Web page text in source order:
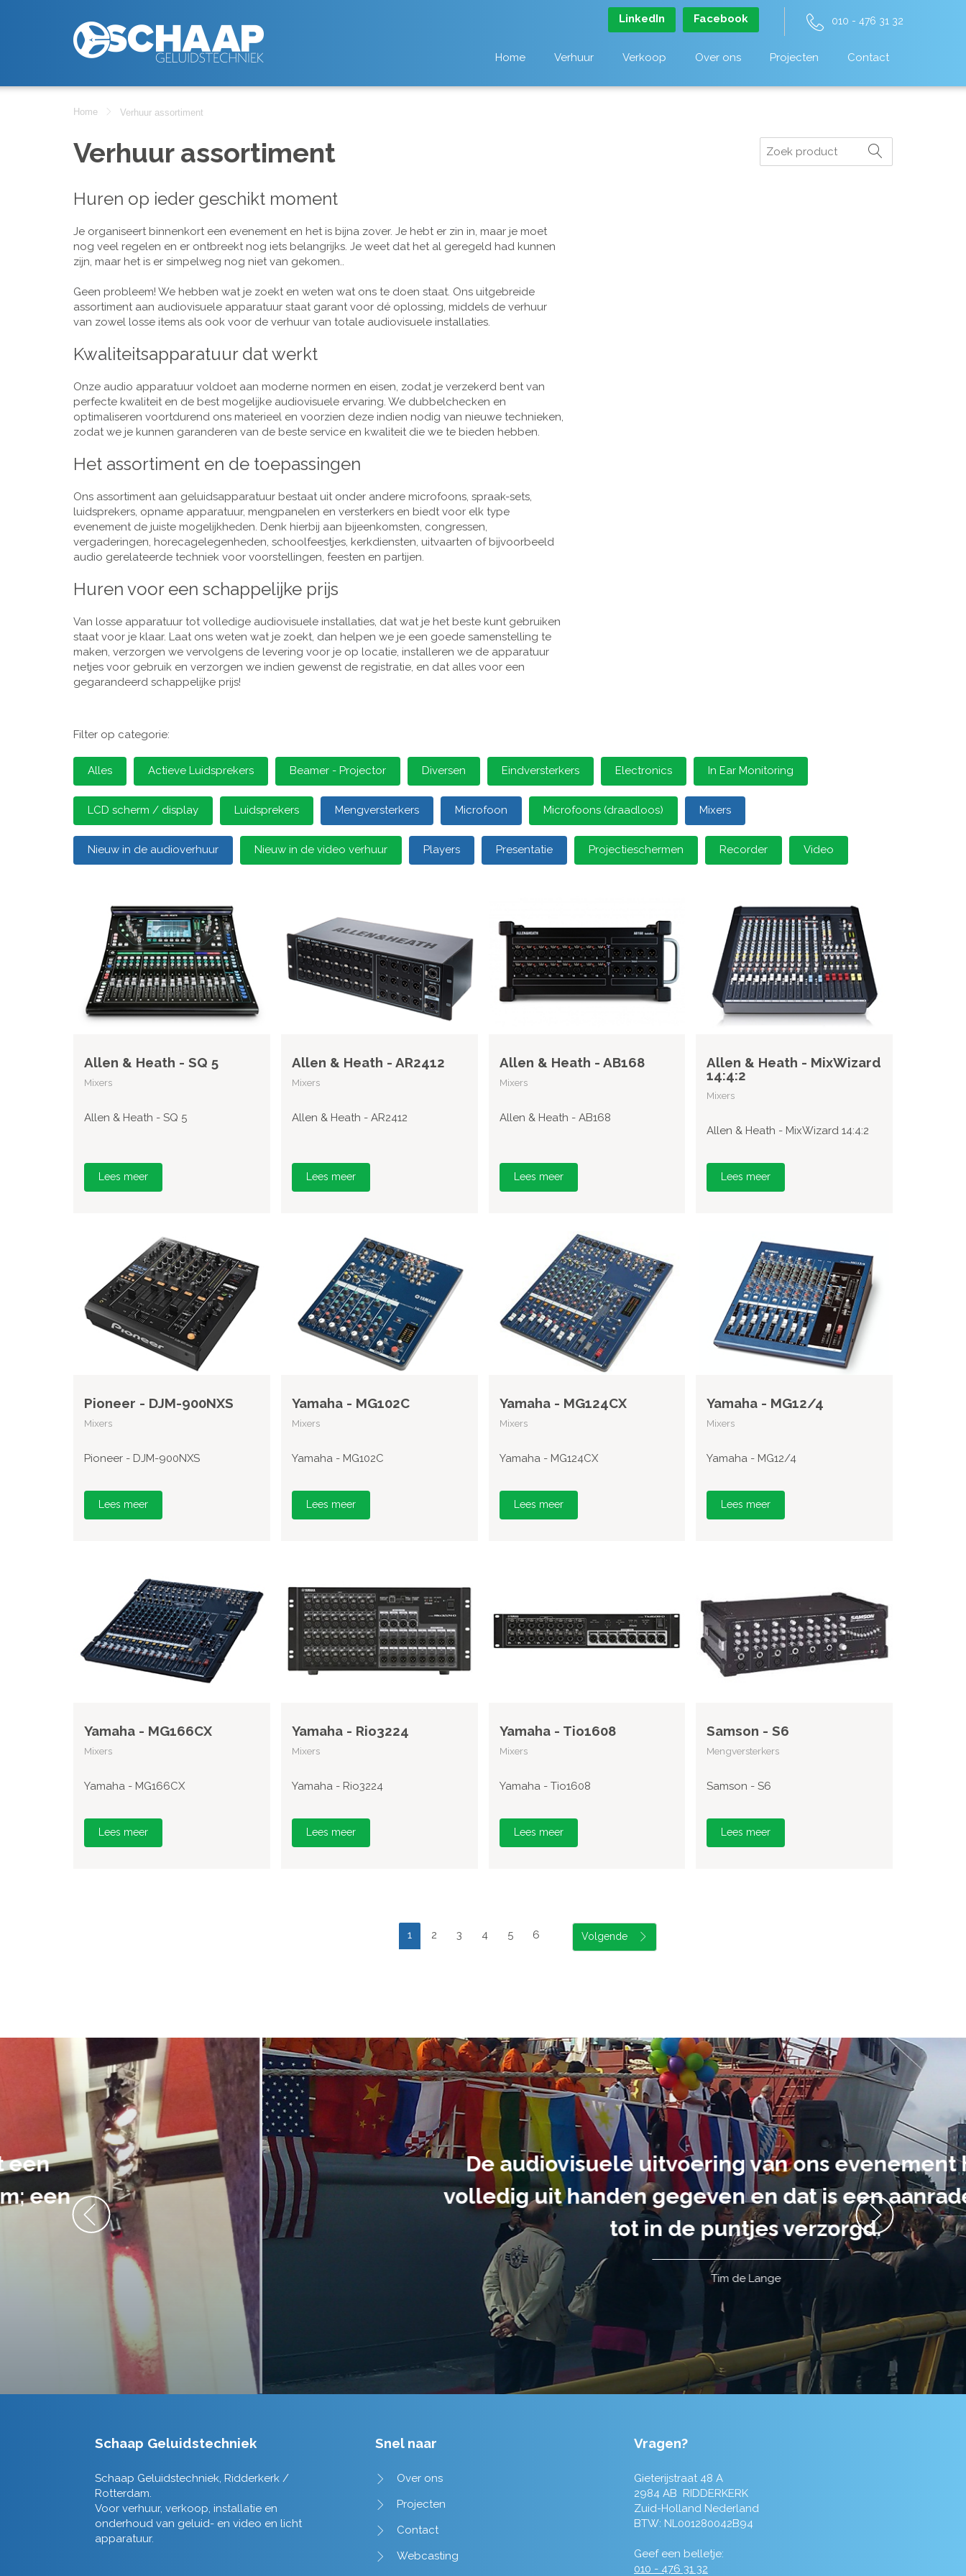
LinkedIn Facebook 010 - 476 31 32
Home Verhuur Verkoop Over ons Projecten Contact
Home Verhuur assortiment
Verhuur assortiment
Huren op ieder geschikt moment
Je organiseert binnenkort een evenement en het is bijna zover. Je hebt er zin in, maar je moet
nog veel regelen en er ontbreekt nog iets belangrijks. Je weet dat het al geregeld had kunnen
zijn, maar het is er simpelweg nog niet van gekomen..
Geen probleem! We hebben wat je zoekt en weten wat ons te doen staat. Ons uitgebreide
assortiment aan audiovisuele apparatuur staat garant voor dé oplossing, middels de verhuur
van zowel losse items als ook voor de verhuur van totale audiovisuele installaties.
Kwaliteitsapparatuur dat werkt
Onze audio apparatuur voldoet aan moderne normen en eisen, zodat je verzekerd bent van
perfecte kwaliteit en de best mogelijke audiovisuele ervaring. We dubbelchecken en
optimaliseren voortdurend ons materieel en voorzien deze indien nodig van nieuwe technieken,
zodat we je kunnen garanderen van de beste service en kwaliteit die we te bieden hebben.
Het assortiment en de toepassingen
Ons assortiment aan geluidsapparatuur bestaat uit onder andere microfoons, spraak-sets,
luidsprekers, opname apparatuur, mengpanelen en versterkers en biedt voor elk type
evenement de juiste mogelijkheden. Denk hierbij aan bijeenkomsten, congressen,
vergaderingen, horecagelegenheden, schoolfeestjes, kerkdiensten, uitvaarten of bijvoorbeeld
audio gerelateerde techniek voor voorstellingen, feesten en partijen.
Huren voor een schappelijke prijs
Van losse apparatuur tot volledige audiovisuele installaties, dat wat je het beste kunt gebruiken
staat voor je klaar. Laat ons weten wat je zoekt, dan helpen we je een goede samenstelling te
maken, verzorgen we vervolgens de levering voor je op locatie, installeren we de apparatuur
netjes voor gebruik en verzorgen we indien gewenst de registratie, en dat alles voor een
gegarandeerd schappelijke prijs!
Zoeken
Filter op categorie:
Alles Actieve Luidsprekers Beamer - Projector Diversen Eindversterkers Electronics In Ear Monitoring
LCD scherm / display Luidsprekers Mengversterkers Microfoon Microfoons (draadloos) Mixers
Nieuw in de audioverhuur Nieuw in de video verhuur Players Presentatie Projectieschermen Recorder Video
Allen & Heath - SQ 5
Mixers
Allen & Heath - SQ 5
Lees meer
Allen & Heath - AR2412
Mixers
Allen & Heath - AR2412
Lees meer
Allen & Heath - AB168
Mixers
Allen & Heath - AB168
Lees meer
Allen & Heath - MixWizard
14:4:2
Mixers
Allen & Heath - MixWizard 14:4:2
Lees meer
Pioneer - DJM-900NXS
Mixers
Pioneer - DJM-900NXS
Lees meer
Yamaha - MG102C
Mixers
Yamaha - MG102C
Lees meer
Yamaha - MG124CX
Mixers
Yamaha - MG124CX
Lees meer
Yamaha - MG12/4
Mixers
Yamaha - MG12/4
Lees meer
Yamaha - MG166CX
Mixers
Yamaha - MG166CX
Lees meer
Yamaha - Rio3224
Mixers
Yamaha - Rio3224
Lees meer
Yamaha - Tio1608
Mixers
Yamaha - Tio1608
Lees meer
Samson - S6
Mengversterkers
Samson - S6
Lees meer
1 2 3 4 5 6
De audiovisuele uitvoering van ons evenement heb ik
volledig uit handen gegeven en dat is een aanrader! Alles
tot in de puntjes verzorgd.
Tim de Lange
Schaap Geluidstechniek
Schaap Geluidstechniek, Ridderkerk /
Rotterdam.
Voor verhuur, verkoop, installatie en
onderhoud van geluid- en video en licht
apparatuur.
Snel naar
Over ons
Projecten
Contact
Webcasting
Vragen?
Gieterijstraat 48 A
2984 AB RIDDERKERK
Zuid-Holland Nederland
BTW: NL001280042B94
Geef een belletje:
010 - 476 31 32